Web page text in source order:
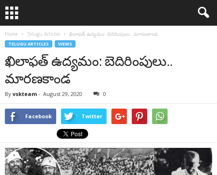
Home Telugu Articles ఖిలాఫత్ ఉద్యమం: బెదిరింపులు.. మారణకాండ
TELUGU ARTICLES VIEWS
ఖిలాఫత్ ఉద్యమం: బెదిరింపులు..
మారణకాండ
By vskteam - August 29, 2020 0
Facebook Twitter